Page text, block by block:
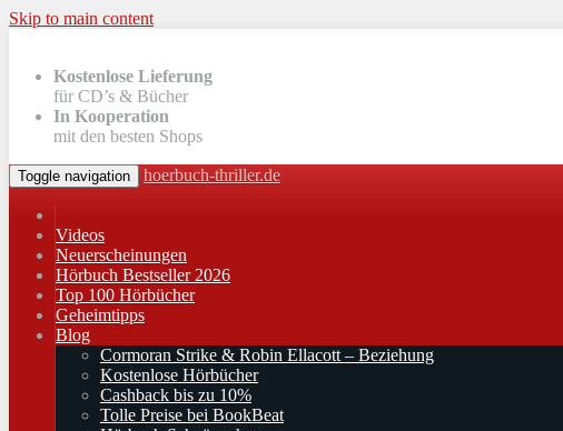
Skip to main content
Kostenlose Lieferung
für CD’s & Bücher
In Kooperation
mit den besten Shops
Toggle navigation hoerbuch-thriller.de
Videos
Neuerscheinungen
Hörbuch Bestseller 2026
Top 100 Hörbücher
Geheimtipps
Blog
Cormoran Strike & Robin Ellacott – Beziehung
Kostenlose Hörbücher
Cashback bis zu 10%
Tolle Preise bei BookBeat